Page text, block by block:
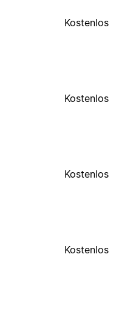
Kostenlos
Kostenlos
Kostenlos
Kostenlos